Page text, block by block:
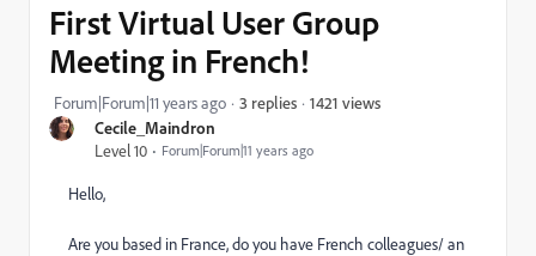
Cecile_Maindron
Level 10
Forum|Forum|11 years ago
First Virtual User Group
Meeting in French!
Forum|Forum|11 years ago 3 replies 1421 views
Hello,
Are you based in France, do you have French colleagues/ an